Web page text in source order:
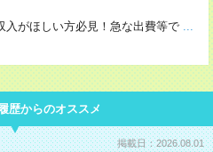
がほしい方必見！急な出費等で ...
歴からのオススメ
掲載日：2026.08.01